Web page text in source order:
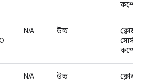
N/A উচ্চ
ক্লোজড
সোর্স
N/A উচ্চ
ক্লোজড